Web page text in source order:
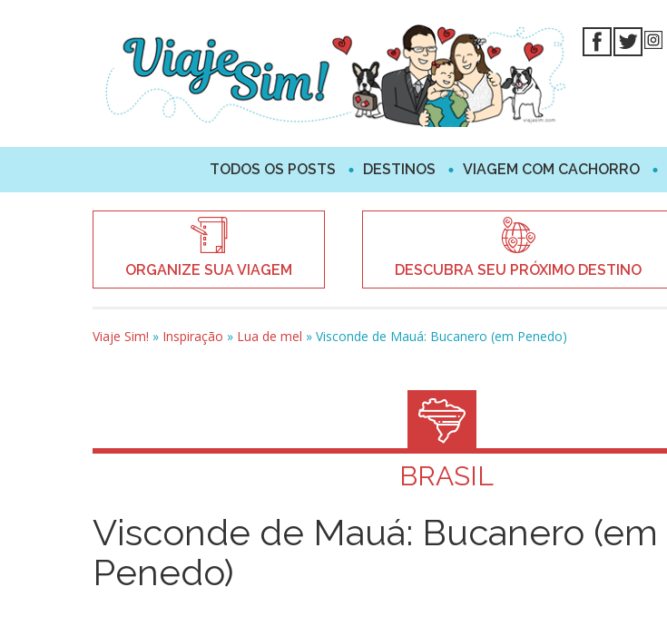
TODOS OS POSTS DESTINOS VIAGEM COM CACHORRO
ORGANIZE SUA VIAGEM DESCUBRA SEU PRÓXIMO DESTINO
Viaje Sim! » Inspiração » Lua de mel » Visconde de Mauá: Bucanero (em Penedo)
BRASIL
Visconde de Mauá: Bucanero (em
Penedo)